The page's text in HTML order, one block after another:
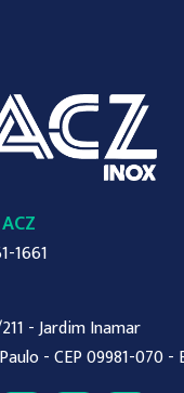
1661
- Jardim Inamar
- CEP 09981-070 -